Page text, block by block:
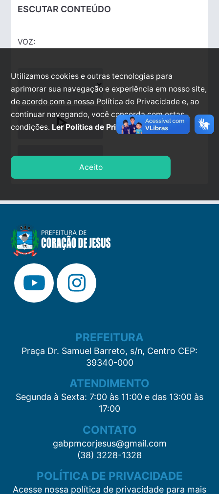
ESCUTAR CONTEÚDO
VOZ:
play_arrow
stop
PREFEITURA
Praça Dr. Samuel Barreto, s/n, Centro CEP:
39340-000
ATENDIMENTO
Segunda à Sexta: 7:00 às 11:00 e das 13:00 às
17:00
CONTATO
gabpmcorjesus@gmail.com
(38) 3228-1328
POLÍTICA DE PRIVACIDADE
Acesse nossa política de privacidade para mais
Utilizamos cookies e outras tecnologias para
aprimorar sua navegação e experiência em nosso site,
de acordo com a nossa Política de Privacidade e, ao
continuar navegando, você concorda com estas
condições. Ler Política de Privacidade.
Aceito